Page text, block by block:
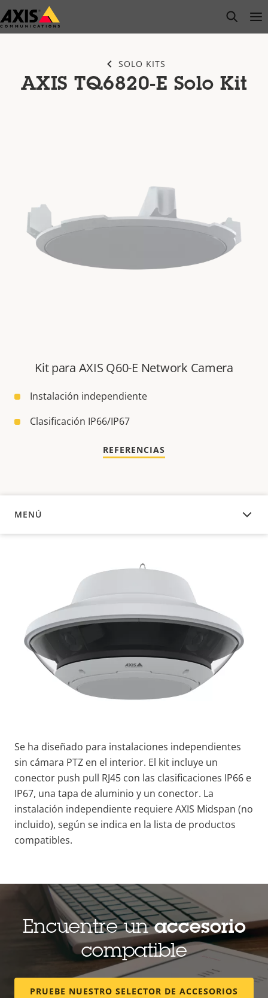
Saltar
al
open
SOLO KITS
AXIS TQ6820-E Solo Kit
Kit para AXIS Q60-E Network Camera
Instalación independiente
Clasificación IP66/IP67
REFERENCIAS
MENÚ
DESCRIPCIÓN
Se ha diseñado para instalaciones independientes
sin cámara PTZ en el interior. El kit incluye un
conector push pull RJ45 con las clasificaciones IP66 e
IP67, una tapa de aluminio y un conector. La
instalación independiente requiereAXIS Midspan (no
incluido), según se indica en la lista de productos
compatibles.
Encuentre unaccesorio
compatible
PRUEBE NUESTRO SELECTOR DE ACCESORIOS